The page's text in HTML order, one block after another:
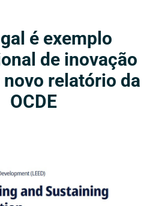
é exemplo
de inovação
relatório da
OCDE